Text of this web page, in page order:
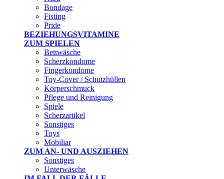
Bondage
Fisting
Pride
BEZIEHUNGSVITAMINE
ZUM SPIELEN
Bettwäsche
Scherzkondome
Fingerkondome
Toy-Cover / Schutzhüllen
Körperschmuck
Pflege und Reinigung
Spiele
Scherzartikel
Sonstiges
Toys
Mobiliar
ZUM AN- UND AUSZIEHEN
Sonstiges
Unterwäsche